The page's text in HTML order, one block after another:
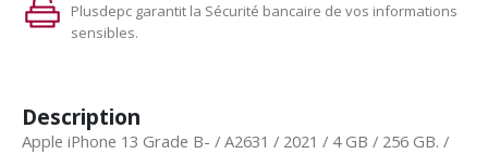
Plusdepc garantit la Sécurité bancaire de vos informations
sensibles.
Description
Apple iPhone 13 Grade B- / A2631 / 2021 / 4 GB / 256 GB. /